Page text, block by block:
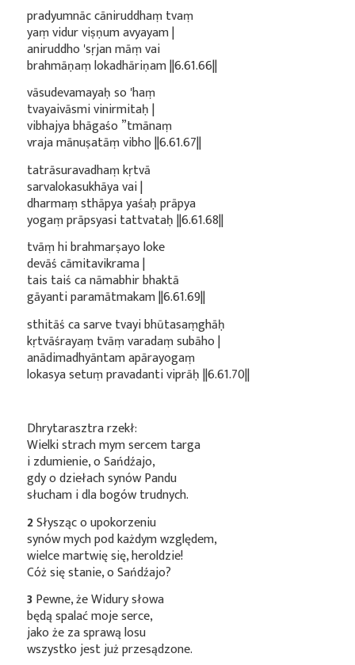
pradyumnāc cāniruddhaṃ tvaṃ
yaṃ vidur viṣṇum avyayam |
aniruddho 'sṛjan māṃ vai
brahmāṇaṃ lokadhāriṇam ||6.61.66||
vāsudevamayaḥ so 'haṃ
tvayaivāsmi vinirmitaḥ |
vibhajya bhāgaśo ”tmānaṃ
vraja mānuṣatāṃ vibho ||6.61.67||
tatrāsuravadhaṃ kṛtvā
sarvalokasukhāya vai |
dharmaṃ sthāpya yaśaḥ prāpya
yogaṃ prāpsyasi tattvataḥ ||6.61.68||
tvāṃ hi brahmarṣayo loke
devāś cāmitavikrama |
tais taiś ca nāmabhir bhaktā
gāyanti paramātmakam ||6.61.69||
sthitāś ca sarve tvayi bhūtasaṃghāḥ
kṛtvāśrayaṃ tvāṃ varadaṃ subāho |
anādimadhyāntam apārayogaṃ
lokasya setuṃ pravadanti viprāḥ ||6.61.70||
Dhrytarasztra rzekł:
Wielki strach mym sercem targa
i zdumienie, o Sańdźajo,
gdy o dziełach synów Pandu
słucham i dla bogów trudnych.
2Słysząc o upokorzeniu
synów mych pod każdym względem,
wielce martwię się, heroldzie!
Cóż się stanie, o Sańdźajo?
3Pewne, że Widury słowa
będą spalać moje serce,
jako że za sprawą losu
wszystko jest już przesądzone.